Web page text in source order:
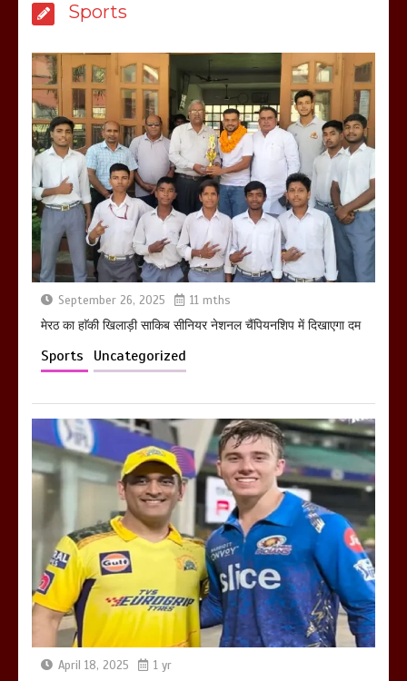
March 6, 2025
होलिका रखने पर लात मार कर होलिका को किया
तहस नहस,मोहल्ले वालों के साथ की गई गाली
गलोच ,कहा अगर रखी गई होली तो होगा खून
खराबा,
March 11, 2025
Sports
September 26, 2025 11 mths
मेरठ का हाॅकी खिलाड़ी साकिब सीनियर नेशनल चैंपियनशिप में दिखाएगा दम
Sports Uncategorized
April 18, 2025 1 yr